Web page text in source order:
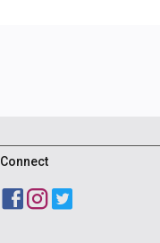
Connect